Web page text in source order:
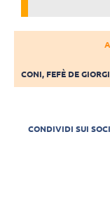
CONI, FEFÈ DE GIORGI
CONDIVIDI SUI